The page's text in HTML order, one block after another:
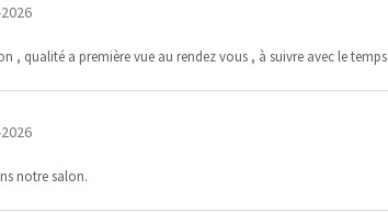
, qualité a première vue au rendez vous , à suivre avec le temps
notre salon.